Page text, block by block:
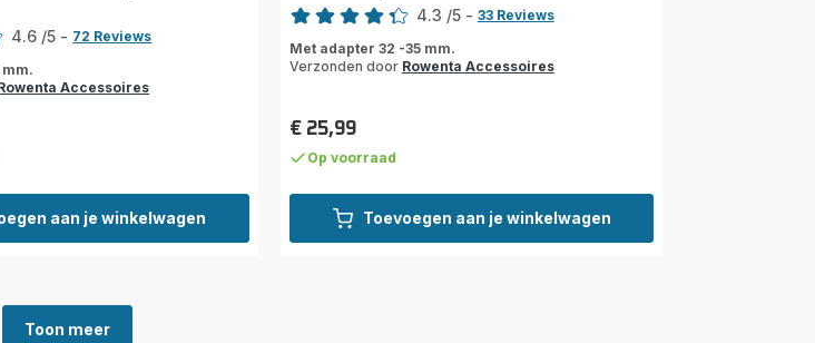
aan je winkelwagen
4.6 /5 - 72 Reviews
Accessoires
Toevoegen aan je winkelwagen
4.3 /5 - 33 Reviews
Met adapter 32 -35 mm.
Verzonden door Rowenta Accessoires
Prijs
€ 25,99
Op voorraad
Toon meer